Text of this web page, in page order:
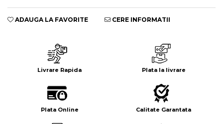
ADAUGA LA FAVORITE CERE INFORMATII
Livrare Rapida Plata la livrare
Plata Online Calitate Garantata